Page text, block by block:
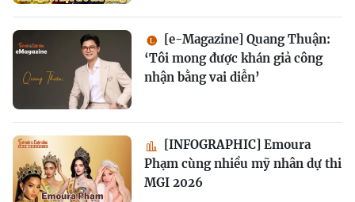
[e-Magazine] Quang Thuận:
‘Tôi mong được khán giả công
nhận bằng vai diễn’
[INFOGRAPHIC] Emoura
Phạm cùng nhiều mỹ nhân dự thi
MGI 2026